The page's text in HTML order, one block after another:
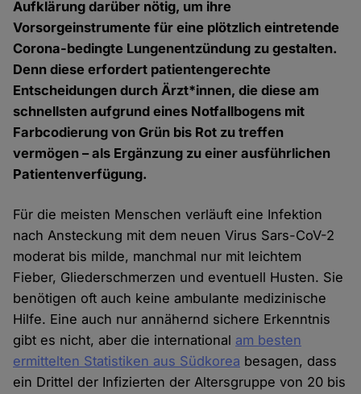
Aufklärung darüber nötig, um ihre
Vorsorgeinstrumente für eine plötzlich eintretende
Corona-bedingte Lungenentzündung zu gestalten.
Denn diese erfordert patientengerechte
Entscheidungen durch Ärzt*innen, die diese am
schnellsten aufgrund eines Notfallbogens mit
Farbcodierung von Grün bis Rot zu treffen
vermögen – als Ergänzung zu einer ausführlichen
Patientenverfügung.
Für die meisten Menschen verläuft eine Infektion
nach Ansteckung mit dem neuen Virus Sars-CoV-2
moderat bis milde, manchmal nur mit leichtem
Fieber, Gliederschmerzen und eventuell Husten. Sie
benötigen oft auch keine ambulante medizinische
Hilfe. Eine auch nur annähernd sichere Erkenntnis
gibt es nicht, aber die international am besten
ermittelten Statistiken aus Südkorea besagen, dass
ein Drittel der Infizierten der Altersgruppe von 20 bis